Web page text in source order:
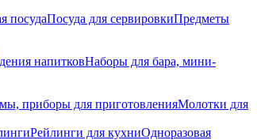
посудаПосуда для сервировкиПредметы
напитковНаборы для бара, мини-
приборы для приготовленияМолотки для
Рейлинги для кухниОдноразовая